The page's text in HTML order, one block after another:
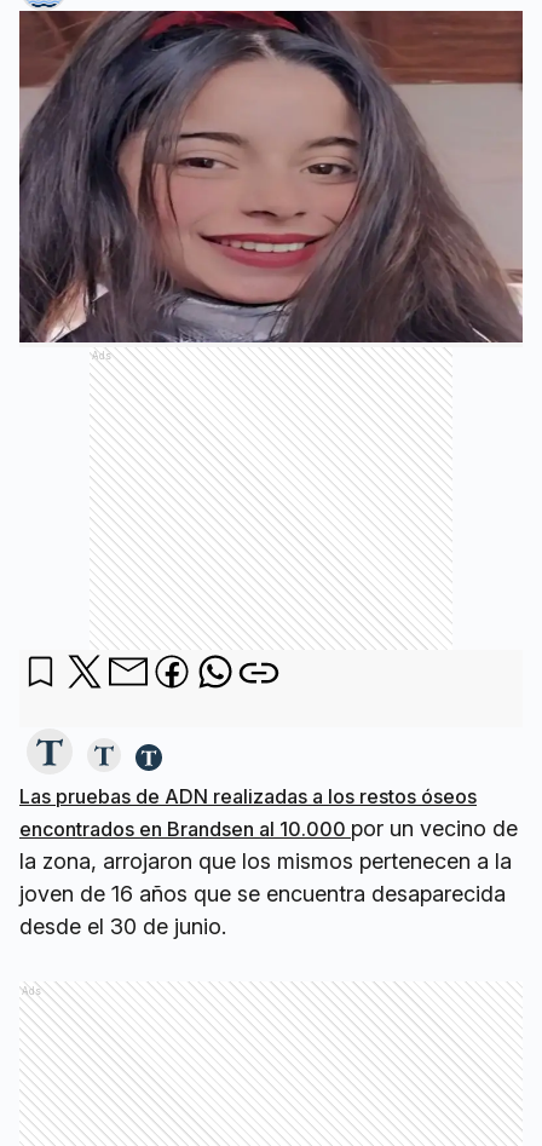
Ads
Las pruebas de ADN realizadas a los restos óseos
encontrados en Brandsen al 10.000 por un vecino de
la zona, arrojaron que los mismos pertenecen a la
joven de 16 años que se encuentra desaparecida
desde el 30 de junio.
Ads